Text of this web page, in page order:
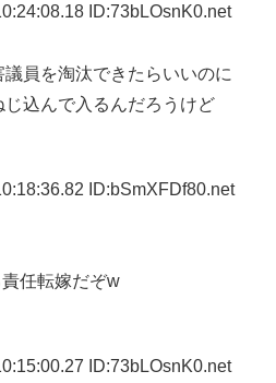
ID:73bLOsnK0.net
員を淘汰できたらいいのに
込んで入るんだろうけど
ID:bSmXFDf80.net
任転嫁だぞw
ID:73bLOsnK0.net